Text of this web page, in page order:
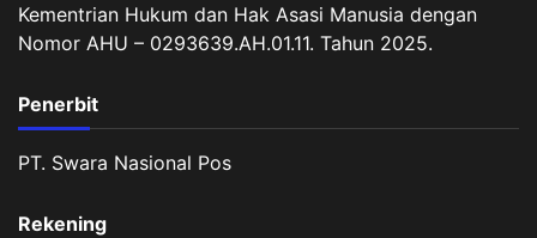
Kementrian Hukum dan Hak Asasi Manusia dengan
Nomor AHU – 0293639.AH.01.11. Tahun 2025.
Penerbit
PT. Swara Nasional Pos
Rekening